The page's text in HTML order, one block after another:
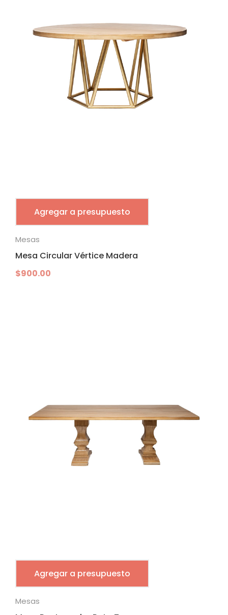
Agregar a presupuesto
Mesas
Mesa Circular Vértice Madera
$900.00
Agregar a presupuesto
Mesas